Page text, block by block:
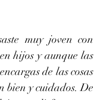
muy joven con
hijos y aunque las
de las cosas
bien y cuidados. De